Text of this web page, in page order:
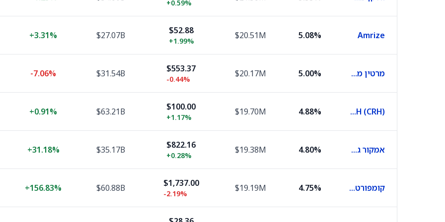
+0.59%
Amrize
5.08%
$20.51M
$52.88
+1.99%
$27.07B
+3.31%
מרטין מרייטה מטיריאלס 5.00%
$20.17M
$553.37
-0.44%
$31.54B
-7.06%
‏CRH (CRH)
4.88%
$19.70M
$100.00
+1.17%
$63.21B
+0.91%
אמקור גרופ 4.80%
$19.38M
$822.16
+0.28%
$35.17B
+31.18%
קומפורט סיסטמס יו.אס.איי 4.75%
$19.19M
$1,737.00
-2.19%
$60.88B
+156.83%